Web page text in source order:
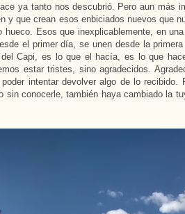
ya tanto nos descubrió. Pero aun más
y que crean esos enbiciados nuevos que
hueco. Esos que inexplicablemente, en
el primer día, se unen desde la
Capi, es lo que el hacía, es lo que
estar tristes, sino agradecidos.
intentar devolver algo de lo recibido.
sin conocerle, también haya cambiado la